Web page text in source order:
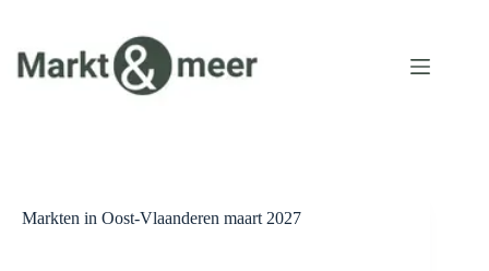
de
inhoud
Markten in Oost-Vlaanderen maart 2027